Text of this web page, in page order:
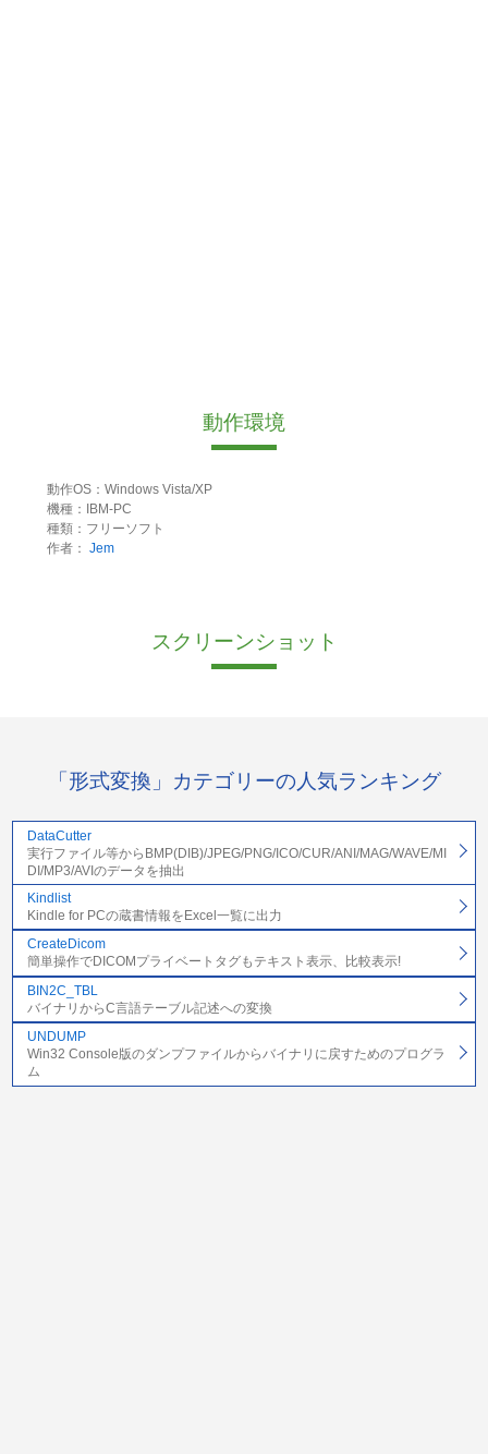
動作環境
動作OS：Windows Vista/XP
機種：IBM-PC
種類：フリーソフト
作者： Jem
スクリーンショット
「形式変換」カテゴリーの人気ランキング
DataCutter
実行ファイル等からBMP(DIB)/JPEG/PNG/ICO/CUR/ANI/MAG/WAVE/MI
DI/MP3/AVIのデータを抽出
Kindlist
Kindle for PCの蔵書情報をExcel一覧に出力
CreateDicom
簡単操作でDICOMプライベートタグもテキスト表示、比較表示!
BIN2C_TBL
バイナリからC言語テーブル記述への変換
UNDUMP
Win32 Console版のダンプファイルからバイナリに戻すためのプログラ
ム